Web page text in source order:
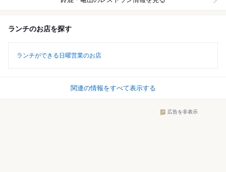
ランチのお店を探す
ランチができる日曜営業のお店
関連の情報をすべて表示する
広告を非表示